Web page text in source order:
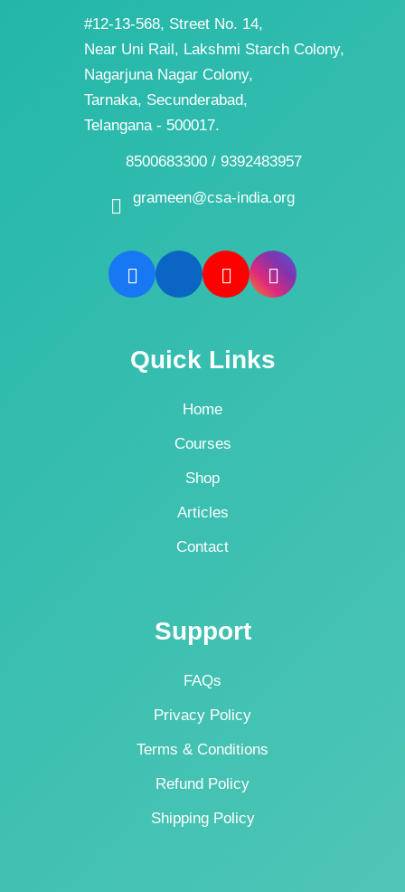
#12-13-568, Street No. 14,
Near Uni Rail, Lakshmi Starch Colony,
Nagarjuna Nagar Colony,
Tarnaka, Secunderabad,
Telangana - 500017.
8500683300 / 9392483957
grameen@csa-india.org
Quick Links
Home
Courses
Shop
Articles
Contact
Support
FAQs
Privacy Policy
Terms & Conditions
Refund Policy
Shipping Policy